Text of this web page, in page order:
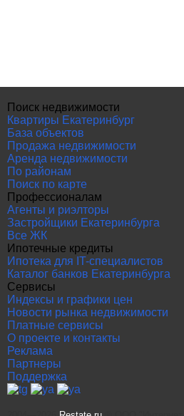
Поиск недвижимости
Квартиры Екатеринбург
База объектов
Продажа недвижимости
Аренда недвижимости
По районам
Поиск по карте
Профессионалам
Агенты и риэлторы
Застройщики Екатеринбурга
Все ЖК
Ипотечные кредиты
Ипотека для IT-специалистов
Каталог банков Екатеринбурга
Сервисы
Индексы и графики цен
Новости рынка недвижимости
Платные сервисы
О проекте и контакты
Реклама
Партнеры
Поддержка